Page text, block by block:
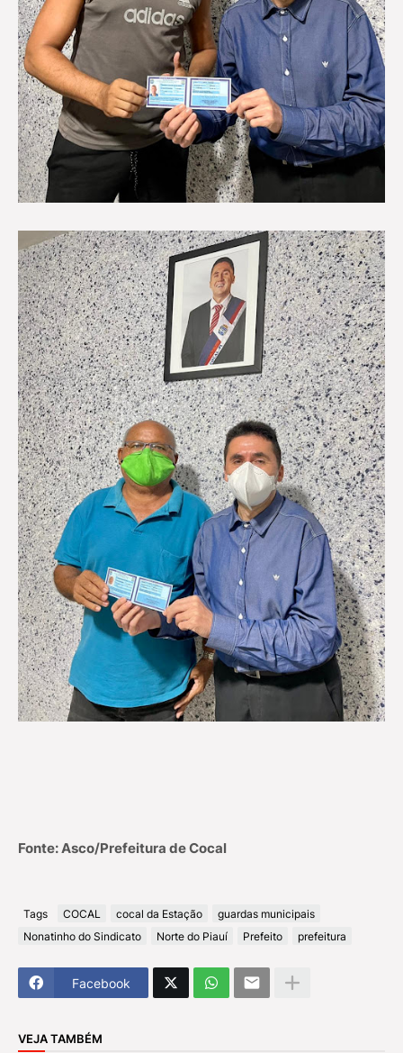
Fonte: Asco/Prefeitura de Cocal
Tags COCAL cocal da Estação
guardas municipais
Nonatinho do Sindicato
Norte do Piauí Prefeito prefeitura
Facebook
VEJA TAMBÉM